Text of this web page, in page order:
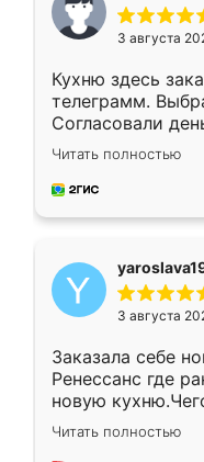
3 августа
Кухню здесь
телеграмм.
Согласовали
недели кухня
довольны
мебель за
Читать полностью
3 августа
Заказала себе
Ренессанс где
новую
вполне
два года,
Читать полностью